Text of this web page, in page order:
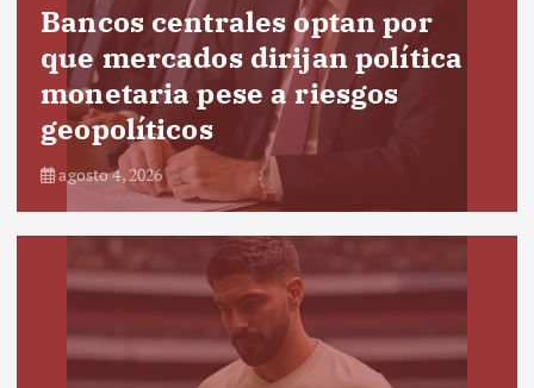
Bancos centrales optan por
que mercados dirijan política
monetaria pese a riesgos
geopolíticos
agosto 4, 2026